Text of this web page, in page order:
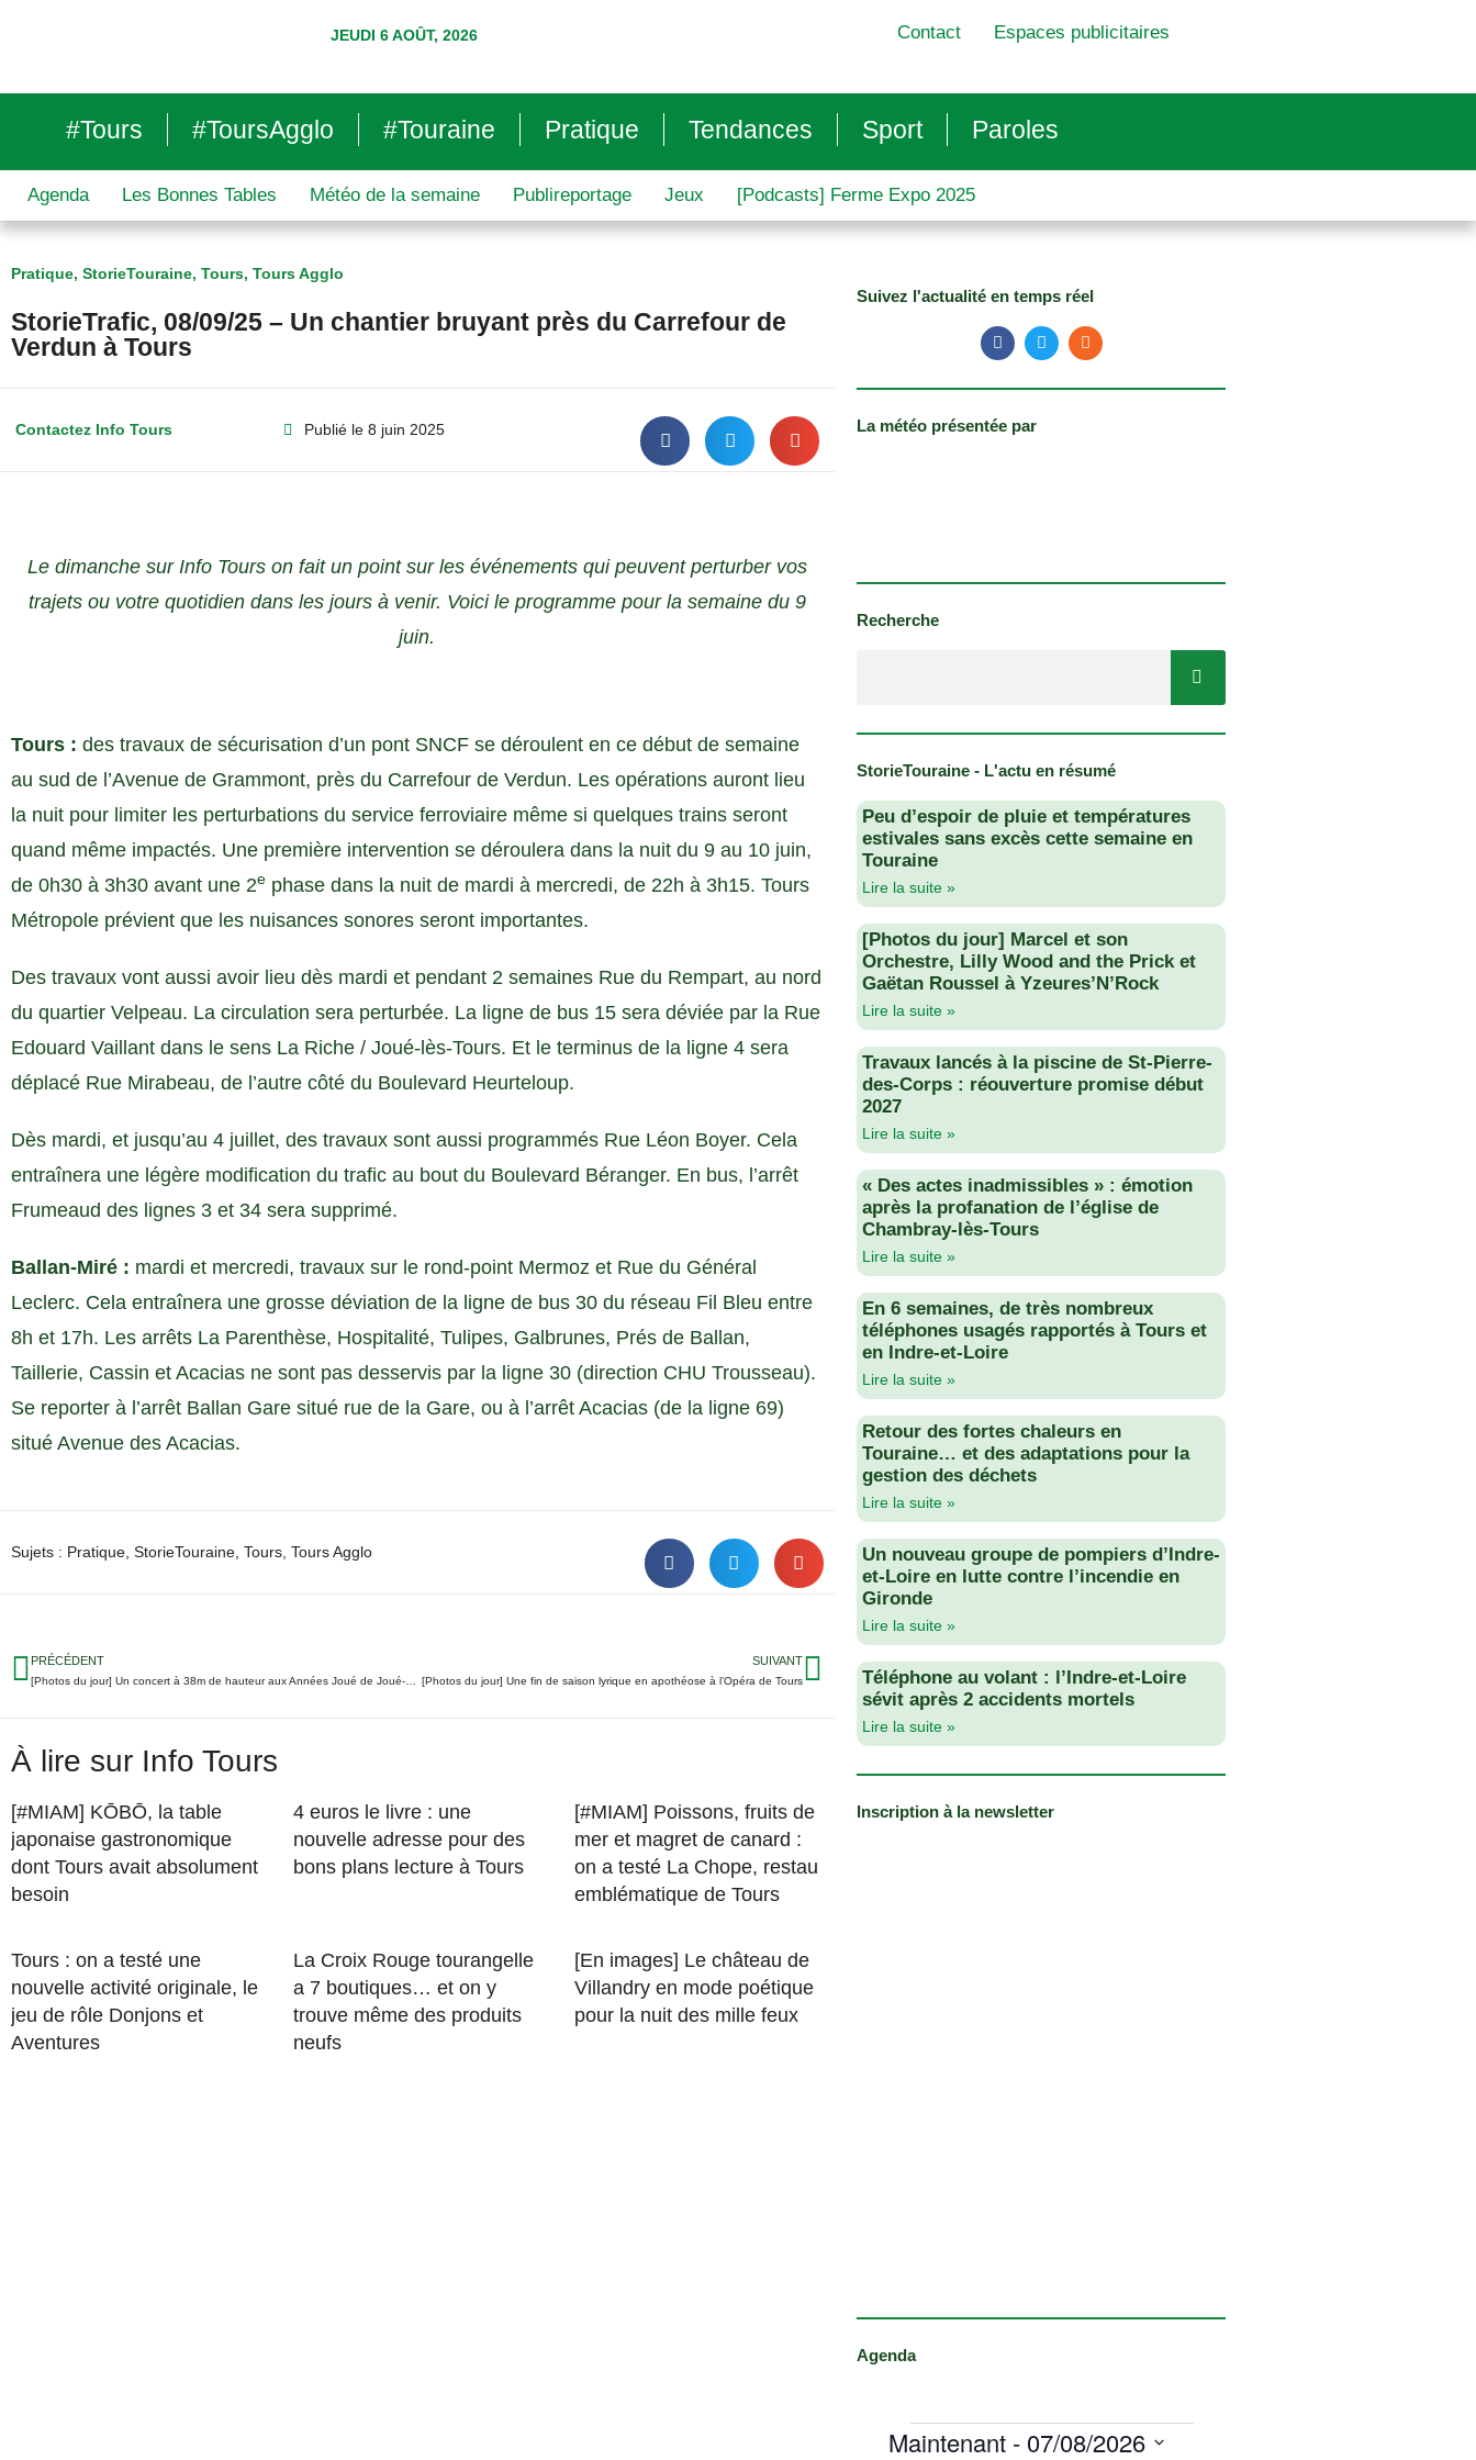
JEUDI 6 AOÛT, 2026 Contact Espaces publicitaires
#Tours #ToursAgglo #Touraine Pratique Tendances Sport Paroles
Agenda Les Bonnes Tables Météo de la semaine Publireportage Jeux [Podcasts] Ferme Expo 2025
Pratique, StorieTouraine, Tours, Tours Agglo
StorieTrafic, 08/09/25 – Un chantier bruyant près du Carrefour de
Verdun à Tours
Contactez Info Tours Publié le 8 juin 2025
Le dimanche sur Info Tours on fait un point sur les événements qui peuvent perturber vos
trajets ou votre quotidien dans les jours à venir. Voici le programme pour la semaine du 9
juin.
Tours : des travaux de sécurisation d’un pont SNCF se déroulent en ce début de semaine
au sud de l’Avenue de Grammont, près du Carrefour de Verdun. Les opérations auront lieu
la nuit pour limiter les perturbations du service ferroviaire même si quelques trains seront
quand même impactés. Une première intervention se déroulera dans la nuit du 9 au 10 juin,
de 0h30 à 3h30 avant une 2e phase dans la nuit de mardi à mercredi, de 22h à 3h15. Tours
Métropole prévient que les nuisances sonores seront importantes.
Des travaux vont aussi avoir lieu dès mardi et pendant 2 semaines Rue du Rempart, au nord
du quartier Velpeau. La circulation sera perturbée. La ligne de bus 15 sera déviée par la Rue
Edouard Vaillant dans le sens La Riche / Joué-lès-Tours. Et le terminus de la ligne 4 sera
déplacé Rue Mirabeau, de l’autre côté du Boulevard Heurteloup.
Dès mardi, et jusqu’au 4 juillet, des travaux sont aussi programmés Rue Léon Boyer. Cela
entraînera une légère modification du trafic au bout du Boulevard Béranger. En bus, l’arrêt
Frumeaud des lignes 3 et 34 sera supprimé.
Ballan-Miré : mardi et mercredi, travaux sur le rond-point Mermoz et Rue du Général
Leclerc. Cela entraînera une grosse déviation de la ligne de bus 30 du réseau Fil Bleu entre
8h et 17h. Les arrêts La Parenthèse, Hospitalité, Tulipes, Galbrunes, Prés de Ballan,
Taillerie, Cassin et Acacias ne sont pas desservis par la ligne 30 (direction CHU Trousseau).
Se reporter à l’arrêt Ballan Gare situé rue de la Gare, ou à l’arrêt Acacias (de la ligne 69)
situé Avenue des Acacias.
Sujets : Pratique StorieTouraine Tours Tours Agglo
PRÉCÉDENT SUIVANT
[Photos du jour] Une fin de saison lyrique en apothéose à l’Opéra de Tours
À lire sur Info Tours
[#MIAM] KŌBŌ, la table
japonaise gastronomique
dont Tours avait absolument
besoin
4 euros le livre : une
nouvelle adresse pour des
bons plans lecture à Tours
[#MIAM] Poissons, fruits de
mer et magret de canard :
on a testé La Chope, restau
emblématique de Tours
Tours : on a testé une
nouvelle activité originale, le
jeu de rôle Donjons et
Aventures
La Croix Rouge tourangelle
a 7 boutiques… et on y
trouve même des produits
neufs
[En images] Le château de
Villandry en mode poétique
pour la nuit des mille feux
Suivez l'actualité en temps réel
La météo présentée par
Recherche
StorieTouraine - L'actu en résumé
Peu d’espoir de pluie et températures
estivales sans excès cette semaine en
Touraine
Lire la suite »
[Photos du jour] Marcel et son
Orchestre, Lilly Wood and the Prick et
Gaëtan Roussel à Yzeures’N’Rock
Lire la suite »
Travaux lancés à la piscine de St-Pierre-
des-Corps : réouverture promise début
2027
Lire la suite »
« Des actes inadmissibles » : émotion
après la profanation de l’église de
Chambray-lès-Tours
Lire la suite »
En 6 semaines, de très nombreux
téléphones usagés rapportés à Tours et
en Indre-et-Loire
Lire la suite »
Retour des fortes chaleurs en
Touraine… et des adaptations pour la
gestion des déchets
Lire la suite »
Un nouveau groupe de pompiers d’Indre-
et-Loire en lutte contre l’incendie en
Gironde
Lire la suite »
Téléphone au volant : l’Indre-et-Loire
sévit après 2 accidents mortels
Lire la suite »
Inscription à la newsletter
Agenda
Maintenant - 07/08/2026